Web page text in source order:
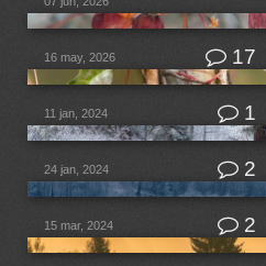
16 may, 2026 17
11 jan, 2024 1
24 jan, 2024 2
15 mar, 2024 2